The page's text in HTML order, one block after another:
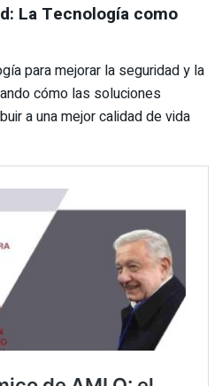
La Tecnología como
para mejorar la seguridad y la
cómo las soluciones
a una mejor calidad de vida